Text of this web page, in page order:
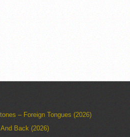
– Foreign Tongues (2026)
Back (2026)